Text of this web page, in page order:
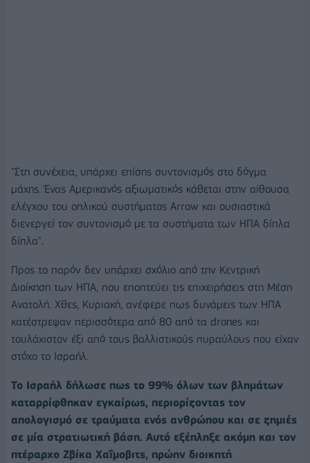
"Στη συνέχεια, υπάρχει επίσης συντονισμός στο δόγμα
μάχης. Ένας Αμερικανός αξιωματικός κάθεται στην αίθουσα
ελέγχου του οπλικού συστήματος Arrow και ουσιαστικά
διενεργεί τον συντονισμό με τα συστήματα των ΗΠΑ δίπλα
δίπλα".
Προς το παρόν δεν υπάρχει σχόλιο από την Κεντρική
Διοίκηση των ΗΠΑ, που εποπτεύει τις επιχειρήσεις στη Μέση
Ανατολή. Χθες, Κυριακή, ανέφερε πως δυνάμεις των ΗΠΑ
κατέστρεψαν περισσότερα από 80 από τα drones και
τουλάχιστον έξι από τους βαλλιστικούς πυραύλους που είχαν
στόχο το Ισραήλ.
Το Ισραήλ δήλωσε πως το 99% όλων των βλημάτων
καταρρίφθηκαν εγκαίρως, περιορίζοντας τον
απολογισμό σε τραύματα ενός ανθρώπου και σε ζημιές
σε μία στρατιωτική βάση. Αυτό εξέπληξε ακόμη και τον
πτέραρχο Ζβίκα Χαΐμοβιτς, πρώην διοικητή